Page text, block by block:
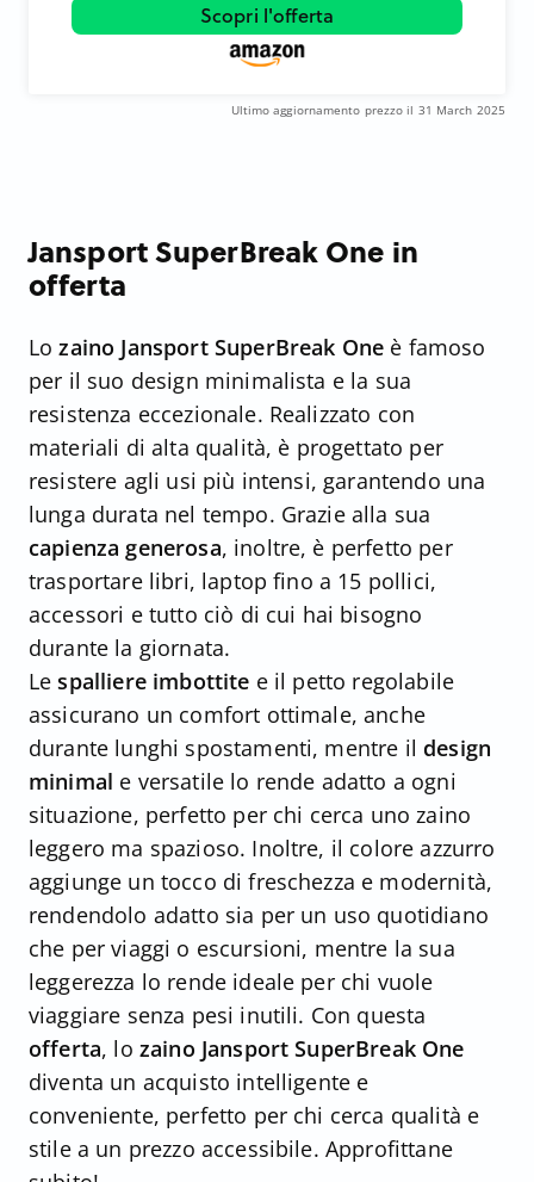
Scopri l'offerta
Ultimo aggiornamento prezzo il 31 March 2025
Jansport SuperBreak One in
offerta
Lozaino Jansport SuperBreak One è famoso
per il suo design minimalista e la sua
resistenza eccezionale. Realizzato con
materiali di alta qualità, è progettato per
resistere agli usi più intensi, garantendo una
lunga durata nel tempo. Grazie alla sua
capienza generosa, inoltre, è perfetto per
trasportare libri, laptop fino a 15 pollici,
accessori e tutto ciò di cui hai bisogno
durante la giornata.
Lespalliere imbottite e il petto regolabile
assicurano un comfort ottimale, anche
durante lunghi spostamenti, mentre il design
minimal e versatile lo rende adatto a ogni
situazione, perfetto per chi cerca uno zaino
leggero ma spazioso. Inoltre, il colore azzurro
aggiunge un tocco di freschezza e modernità,
rendendolo adatto sia per un uso quotidiano
che per viaggi o escursioni, mentre la sua
leggerezza lo rende ideale per chi vuole
viaggiare senza pesi inutili. Con questa
offerta, lo zaino Jansport SuperBreak One
diventa un acquisto intelligente e
conveniente, perfetto per chi cerca qualità e
stile a un prezzo accessibile. Approfittane